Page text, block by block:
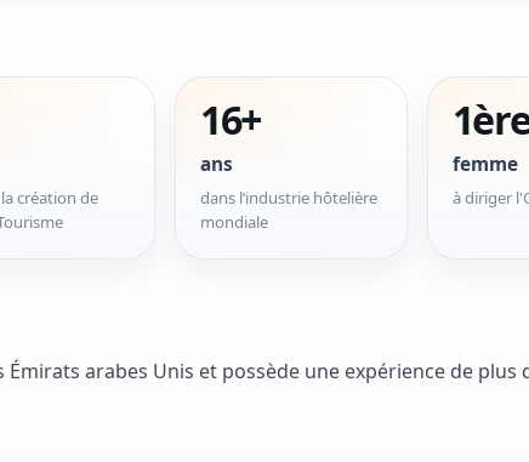
création de
16+
ans
dans l’industrie hôtelière
mondiale
femme
à diriger
arabes Unis et possède une expérience de plus